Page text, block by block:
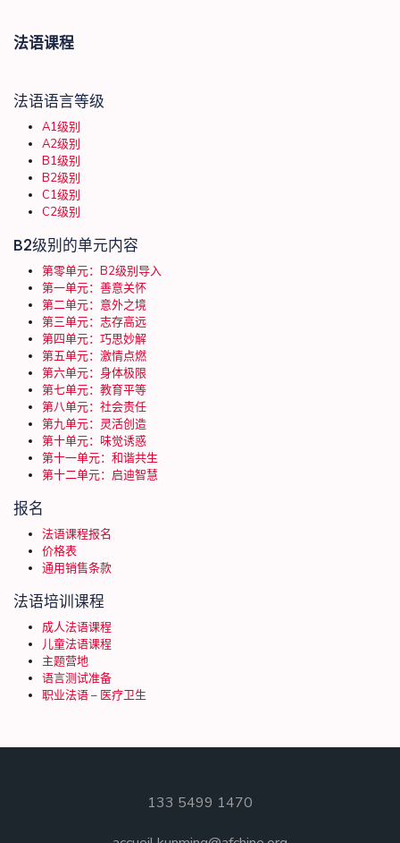
法语课程
法语语言等级
A1级别
A2级别
B1级别
B2级别
C1级别
C2级别
B2级别的单元内容
第零单元：B2级别导入
第一单元：善意关怀
第二单元：意外之境
第三单元：志存高远
第四单元：巧思妙解
第五单元：激情点燃
第六单元：身体极限
第七单元：教育平等
第八单元：社会责任
第九单元：灵活创造
第十单元：味觉诱惑
第十一单元：和谐共生
第十二单元：启迪智慧
报名
法语课程报名
价格表
通用销售条款
法语培训课程
成人法语课程
儿童法语课程
主题营地
语言测试准备
职业法语 – 医疗卫生
133 5499 1470